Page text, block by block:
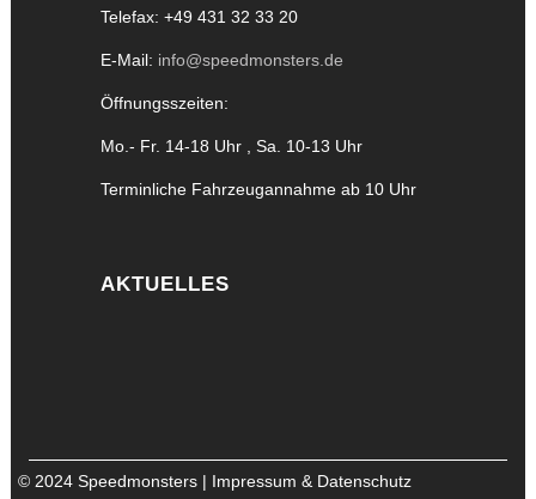
Telefax: +49 431 32 33 20
E-Mail: info@speedmonsters.de
Öffnungsszeiten:
Mo.- Fr. 14-18 Uhr , Sa. 10-13 Uhr
Terminliche Fahrzeugannahme ab 10 Uhr
AKTUELLES
© 2024 Speedmonsters | Impressum & Datenschutz